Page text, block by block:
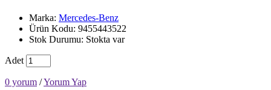
Marka: Mercedes-Benz
Ürün Kodu: 9455443522
Stok Durumu: Stokta var
Adet
0 yorum /Yorum Yap